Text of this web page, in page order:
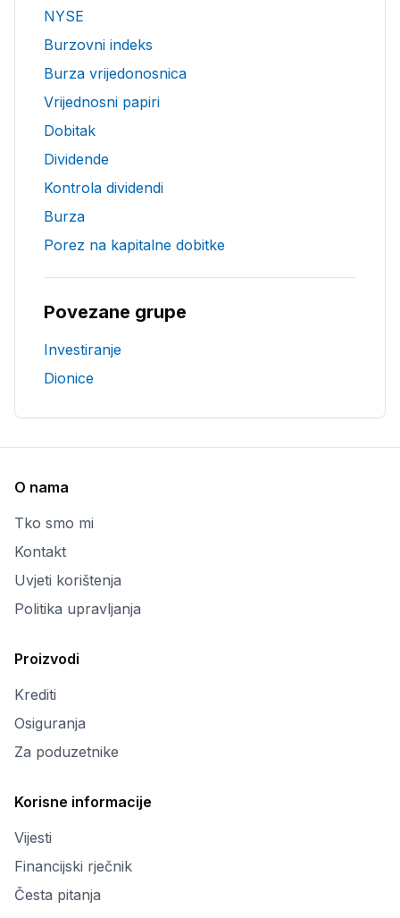
NYSE
Burzovni indeks
Burza vrijedonosnica
Vrijednosni papiri
Dobitak
Dividende
Kontrola dividendi
Burza
Porez na kapitalne dobitke
Povezane grupe
Investiranje
Dionice
O nama
Tko smo mi
Kontakt
Uvjeti korištenja
Politika upravljanja
Proizvodi
Krediti
Osiguranja
Za poduzetnike
Korisne informacije
Vijesti
Financijski rječnik
Česta pitanja